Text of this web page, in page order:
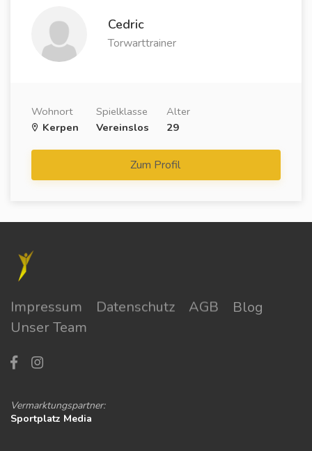
Cedric
Torwarttrainer
Wohnort
Kerpen
Spielklasse
Vereinslos
Alter
29
Zum Profil
Impressum Datenschutz AGB
Blog
Unser Team
Vermarktungspartner:
Sportplatz Media